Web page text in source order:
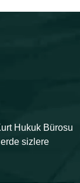
Hukuk Bürosu
sizlere